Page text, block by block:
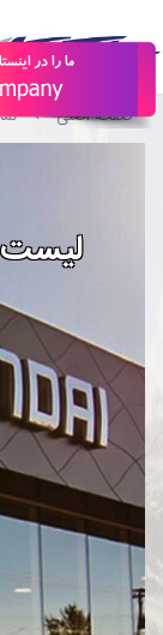
صفحه اصلی
لیست